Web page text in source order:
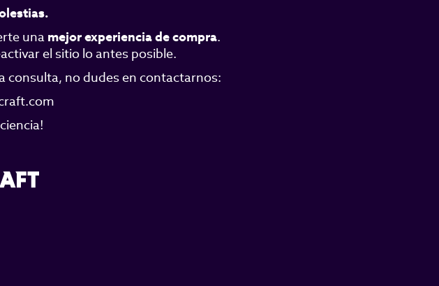
una mejor experiencia de compra.
el sitio lo antes posible.
consulta, no dudes en contactarnos: